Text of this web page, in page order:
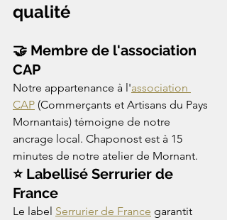
qualité
🤝 Membre de l'association
CAP
Notre appartenance à l'association
CAP (Commerçants et Artisans du Pays
Mornantais) témoigne de notre
ancrage local. Chaponost est à 15
minutes de notre atelier de Mornant.
⭐ Labellisé Serrurier de
France
Le label Serrurier de France garantit